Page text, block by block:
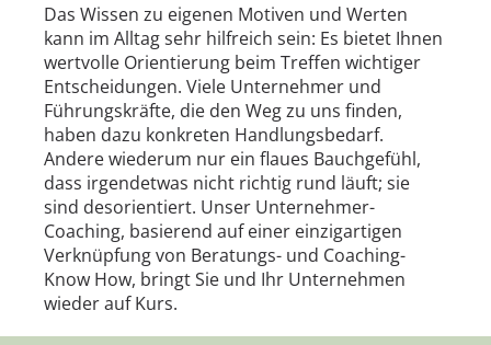
Das Wissen zu eigenen Motiven und Werten
kann im Alltag sehr hilfreich sein: Es bietet Ihnen
wertvolle Orientierung beim Treffen wichtiger
Entscheidungen. Viele Unternehmer und
Führungskräfte, die den Weg zu uns finden,
haben dazu konkreten Handlungsbedarf.
Andere wiederum nur ein flaues Bauchgefühl,
dass irgendetwas nicht richtig rund läuft; sie
sind desorientiert. Unser Unternehmer-
Coaching, basierend auf einer einzigartigen
Verknüpfung von Beratungs- und Coaching-
Know How, bringt Sie und Ihr Unternehmen
wieder auf Kurs.